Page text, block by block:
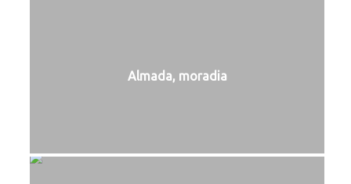
Almada, moradia